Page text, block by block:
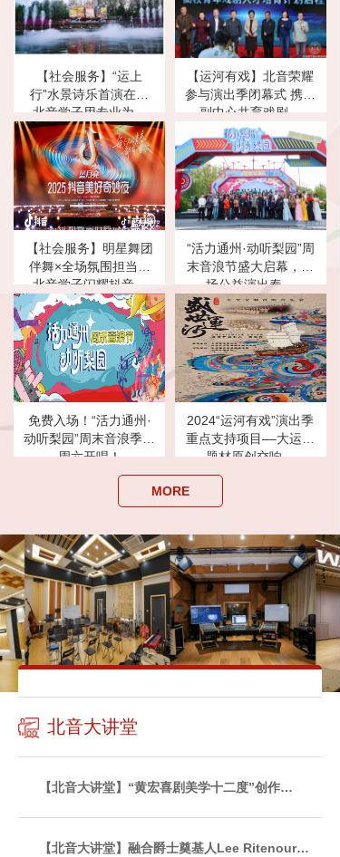
【社会服务】“运上
行”水景诗乐首演在即
北音学子用专业为…
【运河有戏】北音荣耀
参与演出季闭幕式 携手
副中心共育戏剧…
【社会服务】明星舞团
伴舞×全场氛围担当！
北音学子闪耀抖音…
“活力通州·动听梨园”周
末音浪节盛大启幕，六
场公益演出奏…
免费入场！“活力通州·
动听梨园”周末音浪季‌本
周六开唱！
2024“运河有戏”演出季
重点支持项目––大运河
题材原创交响…
MORE
北音大讲堂
【北音大讲堂】“黄宏喜剧美学十二度”创作…
【北音大讲堂】融合爵士奠基人Lee Ritenour…